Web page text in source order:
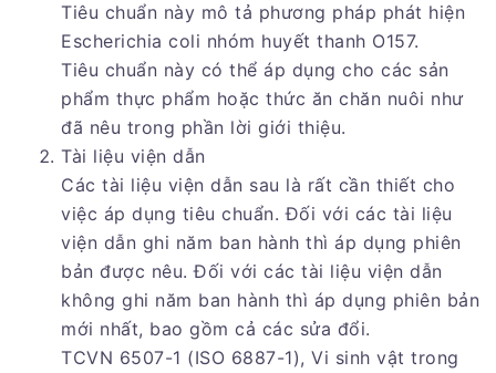
Tiêu chuẩn này mô tả phương pháp phát hiện
Escherichia coli nhóm huyết thanh O157.
Tiêu chuẩn này có thể áp dụng cho các sản
phẩm thực phẩm hoặc thức ăn chăn nuôi như
đã nêu trong phần lời giới thiệu.
Tài liệu viện dẫn
Các tài liệu viện dẫn sau là rất cần thiết cho
việc áp dụng tiêu chuẩn. Đối với các tài liệu
viện dẫn ghi năm ban hành thì áp dụng phiên
bản được nêu. Đối với các tài liệu viện dẫn
không ghi năm ban hành thì áp dụng phiên bản
mới nhất, bao gồm cả các sửa đổi.
TCVN 6507-1 (ISO 6887-1), Vi sinh vật trong